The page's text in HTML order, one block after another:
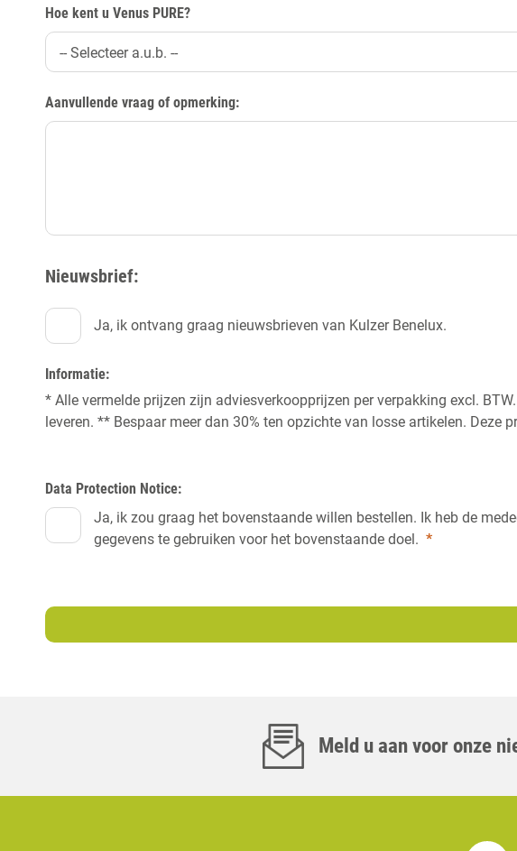
-- Selecteer a.u.b. --
Hoe kent u Venus PURE?
Aanvullende vraag of opmerking:
Nieuwsbrief:
Ja, ik ontvang graag nieuwsbrieven van Kulzer Benelux.
Informatie:
* Alle vermelde prijzen zijn adviesverkoopprijzen per verpakking excl.
leveren. ** Bespaar meer dan 30% ten opzichte van losse artikelen. Deze
Data Protection Notice:
Ja, ik zou graag het bovenstaande willen bestellen. Ik heb de
gegevens te gebruiken voor het bovenstaande doel. *
Meld u aan voor onze